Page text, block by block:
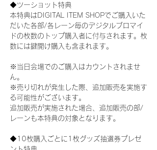
◆ツーショット特典
本特典はDIGITAL ITEM SHOPでご購入いた
だいた各部/各レーン毎のデジタルブロマイ
ドの枚数のトップ購入者に付与されます。枚
数には鍵開け購入も含まれます。
※当日会場でのご購入はカウントされませ
ん。
※売り切れが発生した際、追加販売を実施す
る可能性がございます。
追加販売が実施された場合、追加販売の部/
レーンも本特典の対象となります。
◆10枚購入ごとに1枚グッズ抽選券プレゼ